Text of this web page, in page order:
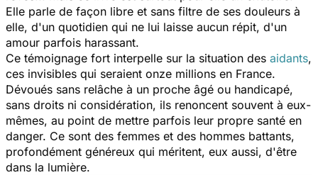
Elle parle de façon libre et sans filtre de ses douleurs à
elle, d'un quotidien qui ne lui laisse aucun répit, d'un
amour parfois harassant.
Ce témoignage fort interpelle sur la situation des aidants,
ces invisibles qui seraient onze millions en France.
Dévoués sans relâche à un proche âgé ou handicapé,
sans droits ni considération, ils renoncent souvent à eux-
mêmes, au point de mettre parfois leur propre santé en
danger. Ce sont des femmes et des hommes battants,
profondément généreux qui méritent, eux aussi, d'être
dans la lumière.